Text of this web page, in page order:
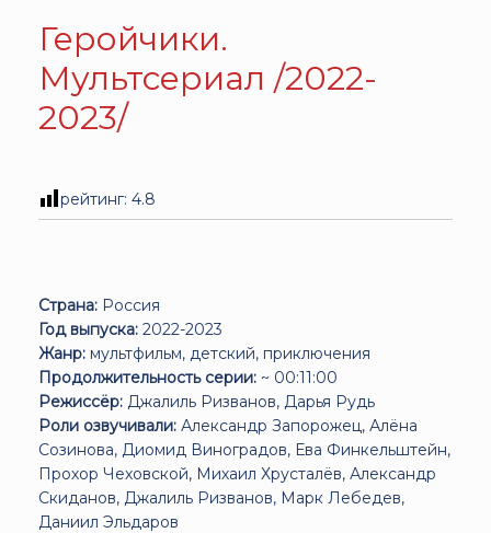
Геройчики.
Мультсериал /2022-
2023/
рейтинг: 4.8
Страна: Россия
Год выпуска: 2022-2023
Жанр: мультфильм, детский, приключения
Продолжительность серии: ~ 00:11:00
Режиссёр: Джалиль Ризванов, Дарья Рудь
Роли озвучивали: Александр Запорожец, Алёна
Созинова, Диомид Виноградов, Ева Финкельштейн,
Прохор Чеховской, Михаил Хрусталёв, Александр
Скиданов, Джалиль Ризванов, Марк Лебедев,
Даниил Эльдаров